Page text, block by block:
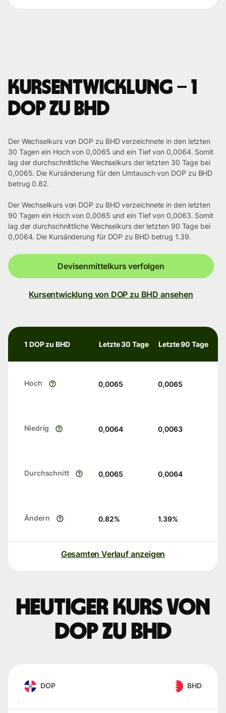
Kursentwicklung – 1
DOP zu BHD
Der Wechselkurs von DOP zu BHD verzeichnete in den letzten
30 Tagen ein Hoch von 0,0065 und ein Tief von 0,0064. Somit
lag der durchschnittliche Wechselkurs der letzten 30 Tage bei
0,0065. Die Kursänderung für den Umtausch von DOP zu BHD
betrug 0.82.
Der Wechselkurs von DOP zu BHD verzeichnete in den letzten
90 Tagen ein Hoch von 0,0065 und ein Tief von 0,0063. Somit
lag der durchschnittliche Wechselkurs der letzten 90 Tage bei
0,0064. Die Kursänderung für DOP zu BHD betrug 1.39.
Devisenmittelkurs verfolgen
Kursentwicklung von DOP zu BHD ansehen
1 DOP zu BHD Letzte 30 Tage Letzte 90 Tage
Hoch 0,0065 0,0065
Niedrig 0,0064 0,0063
Durchschnitt 0,0065 0,0064
Ändern 0.82% 1.39%
Gesamten Verlauf anzeigen
Heutiger Kurs von
DOP zu BHD
DOP BHD